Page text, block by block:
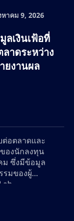
ทคโนโลยี
ด้วยข้อมูล
อย่างต่อ
องเห็นทาง
าที่ภักดีทั้ง
หาคม 9, 2026
ลเงินเฟ้อที่
าดระหว่าง
ยงานผล
อตลาดและ
องนักลงทุน
ม ซึ่งมีข้อมูล
รมของผู้